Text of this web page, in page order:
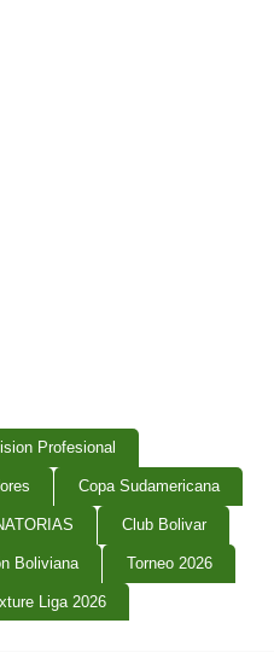
Profesional
Copa Sudamericana
Club Bolivar
Boliviana Torneo 2026
Liga 2026